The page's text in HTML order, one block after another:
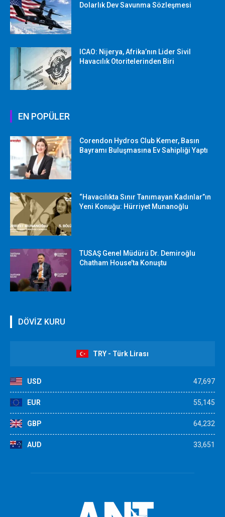
Dolarlık Dev Savunma Sözleşmesi
ICAO: Nijerya, Afrika’nın Lider Sivil
Havacılık Otoritelerinden Biri
EN POPÜLER
Corendon Hydros Club Kemer, Basın
Bayramı Buluşmasına Ev Sahipliği Yaptı
“Havacılıkta Sınır Tanımayan Kadınlar”ın
Yeni Konuğu: Hürriyet Munanoğlu
TUSAŞ Genel Müdürü Dr. Demiroğlu
Chatham House’ta Konuştu
DÖVİZ KURU
TRY - Türk Lirası
USD 47,697
EUR 55,145
GBP 64,232
AUD 33,651